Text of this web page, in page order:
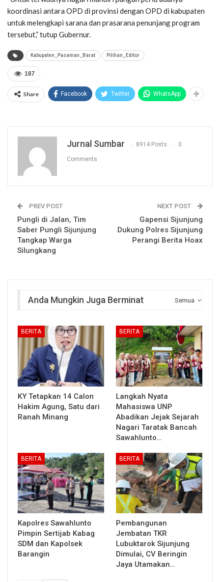
koordinasi antara OPD di provinsi dengan OPD di kabupaten
untuk melengkapi sarana dan prasarana penunjang program
tersebut,” tutup Gubernur.
Kabupaten_Pasaman_Barat Pilihan_Editor
187
Share Facebook Twitter WhatsApp
Jurnal Sumbar 8914 Posts 0
Comments
PREV POST
Pungli di Jalan, Tim
Saber Pungli Sijunjung
Tangkap Warga
Silungkang
NEXT POST
Gapensi Sijunjung
Dukung Polres Sijunjung
Perangi Berita Hoax
Semua
Anda Mungkin Juga Berminat
BERITA
KY Tetapkan 14 Calon
Hakim Agung, Satu dari
Ranah Minang
BERITA
Langkah Nyata
Mahasiswa UNP
Abadikan Jejak Sejarah
Nagari Taratak Bancah
Sawahlunto…
BERITA
Kapolres Sawahlunto
Pimpin Sertijab Kabag
SDM dan Kapolsek
Barangin
BERITA
Pembangunan
Jembatan TKR
Lubuktarok Sijunjung
Dimulai, CV Beringin
Jaya Utamakan…